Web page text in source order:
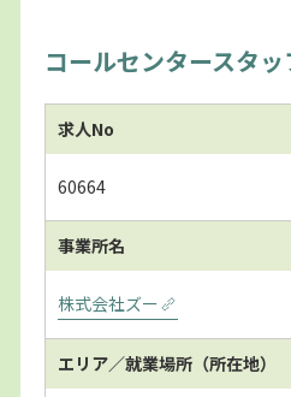
コールセンタースタッ
求人No
60664
事業所名
株式会社ズー
エリア／就業場所（所在地）